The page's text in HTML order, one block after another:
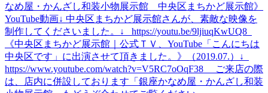
なめ屋・かんざし和装小物展示館 中央区まちかど展示館》
YouTube動画↓ 中央区まちかど展示館さんが、素敵な映像を
制作してくださいました。↓ https://youtu.be/9ljiuqKwUQ8
《中央区まちかど展示館｜公式ＴＶ、YouTube「こんにちは
中央区です」に出演させて頂きました。》（2019.07.）↓
https://www.youtube.com/watch?v=V5RC7oOqF38 ご来店の際
は、店内に併設しております「銀座かなめ屋・かんざし和装